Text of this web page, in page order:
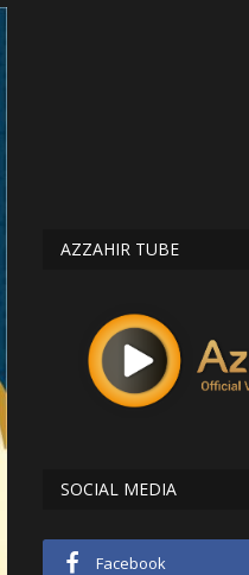
AZZAHIR TUBE
SOCIAL MEDIA
Facebook